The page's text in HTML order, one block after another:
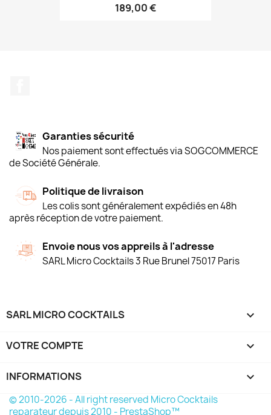
189,00 €
Garanties sécurité
Nos paiement sont effectués via SOGCOMMERCE
de Société Générale.
Politique de livraison
Les colis sont généralement expédiés en 48h
après réception de votre paiement.
Envoie nous vos appreils à l'adresse
SARL Micro Cocktails 3 Rue Brunel 75017 Paris
SARL MICRO COCKTAILS 
VOTRE COMPTE 
INFORMATIONS keyboard_arrow_down
© 2010-2026 - All right reserved Micro Cocktails
reparateur depuis 2010 - PrestaShop™